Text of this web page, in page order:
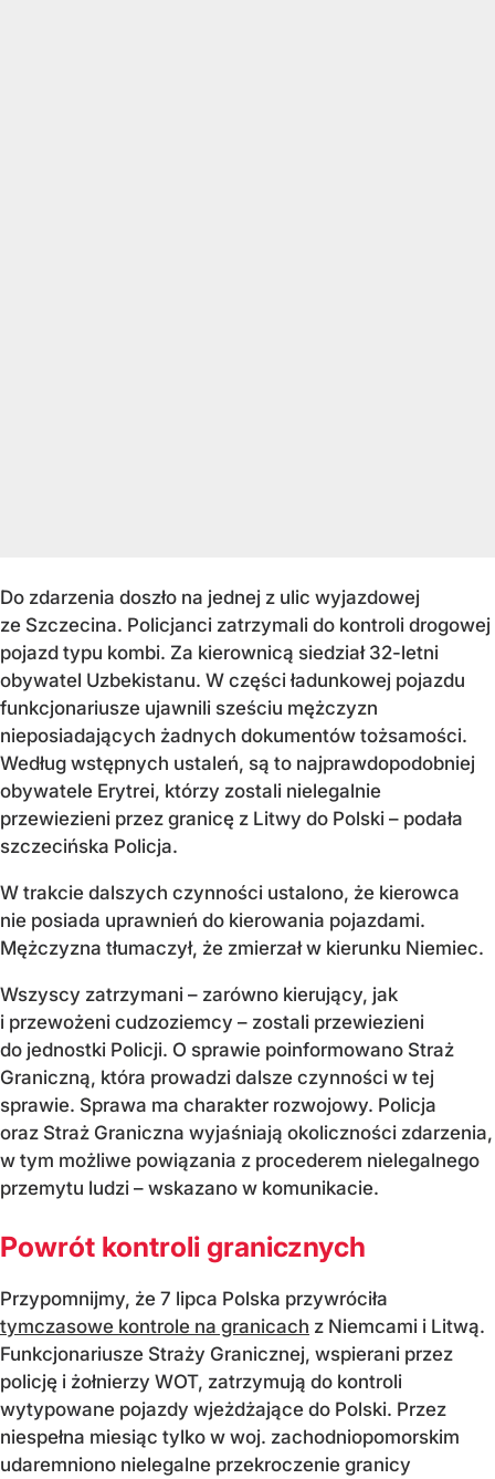
Do zdarzenia doszło na jednej z ulic wyjazdowej
ze Szczecina. Policjanci zatrzymali do kontroli drogowej
pojazd typu kombi. Za kierownicą siedział 32-letni
obywatel Uzbekistanu. W części ładunkowej pojazdu
funkcjonariusze ujawnili sześciu mężczyzn
nieposiadających żadnych dokumentów tożsamości.
Według wstępnych ustaleń, są to najprawdopodobniej
obywatele Erytrei, którzy zostali nielegalnie
przewiezieni przez granicę z Litwy do Polski – podała
szczecińska Policja.
W trakcie dalszych czynności ustalono, że kierowca
nie posiada uprawnień do kierowania pojazdami.
Mężczyzna tłumaczył, że zmierzał w kierunku Niemiec.
Wszyscy zatrzymani – zarówno kierujący, jak
i przewożeni cudzoziemcy – zostali przewiezieni
do jednostki Policji. O sprawie poinformowano Straż
Graniczną, która prowadzi dalsze czynności w tej
sprawie. Sprawa ma charakter rozwojowy. Policja
oraz Straż Graniczna wyjaśniają okoliczności zdarzenia,
w tym możliwe powiązania z procederem nielegalnego
przemytu ludzi – wskazano w komunikacie.
Powrót kontroli granicznych
Przypomnijmy, że 7 lipca Polska przywróciła
tymczasowe kontrole na granicach z Niemcami i Litwą.
Funkcjonariusze Straży Granicznej, wspierani przez
policję i żołnierzy WOT, zatrzymują do kontroli
wytypowane pojazdy wjeżdżające do Polski. Przez
niespełna miesiąc tylko w woj. zachodniopomorskim
udaremniono nielegalne przekroczenie granicy